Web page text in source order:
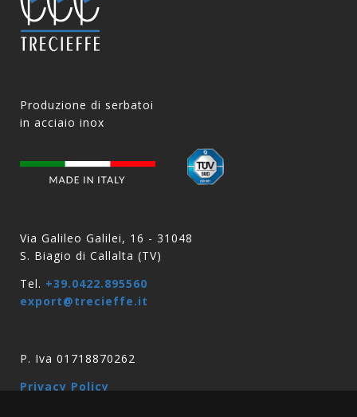
Produzione di serbatoi
in acciaio inox
Via Galileo Galilei, 16 - 31048
S. Biagio di Callalta (TV)
Tel. +39.0422.895560
export@trecieffe.it
P. Iva 01718870262
Privacy Policy